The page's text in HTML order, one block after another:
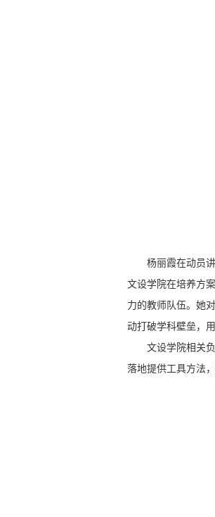
杨丽霞在动员
文设学院在培养方
力的教师队伍。她
动打破学科壁垒，
文设学院相关
落地提供工具方法